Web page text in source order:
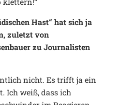
Hast“ hat sich ja
zuletzt von
zu Journalisten
nicht. Es trifft ja ein
Ich weiß, dass ich